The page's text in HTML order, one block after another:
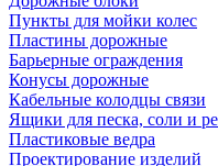
Пункты для мойки колес
Пластины дорожные
Барьерные ограждения
Конусы дорожные
Кабельные колодцы связи
Ящики для песка, соли и
Пластиковые ведра
Проектирование изделий